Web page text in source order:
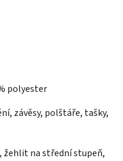
polyester
závěsy, polštáře, tašky,
žehlit na střední stupeň,